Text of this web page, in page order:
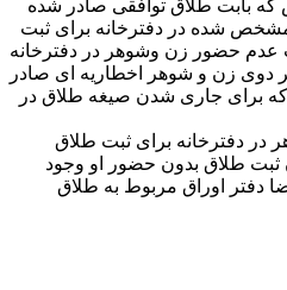
بابت طلاق توافقی صادر شده
شده در دفترخانه برای ثبت
عدم حضور زن وشوهر در دفترخانه
دوی زن و شوهر اخطاریه ای صادر
برای جاری شدن صیغه طلاق در
در دفترخانه برای ثبت طلاق
ثبت طلاق بدون حضور او وجود
دفتر اوراق مربوط به طلاق